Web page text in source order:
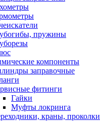
пружины
компоненты
заправочные
фитинги
Гайки
Муфты локринга
краны, проколки